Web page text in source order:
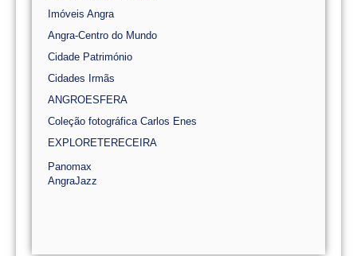
Imóveis Angra
Angra-Centro do Mundo
Cidade Património
Cidades Irmãs
ANGROESFERA
Coleção fotográfica Carlos Enes
EXPLORETERECEIRA
Panomax
AngraJazz